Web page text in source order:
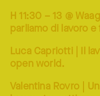
H 11:30 – 13 @
parliamo di lavoro
Luca Capriotti | Il
open world.
Valentina Rovro |